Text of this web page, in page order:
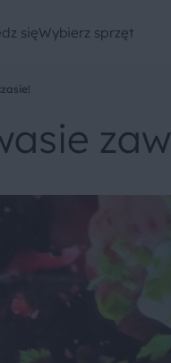
sięWybierz sprzęt